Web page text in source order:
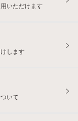
いただけます
します
いて